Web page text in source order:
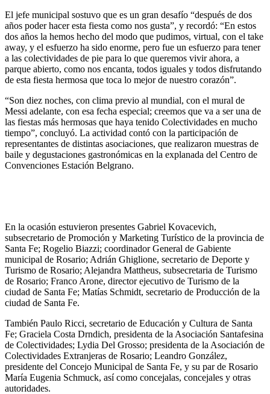
El jefe municipal sostuvo que es un gran desafío “después de dos
años poder hacer esta fiesta como nos gusta”, y recordó: “En estos
dos años la hemos hecho del modo que pudimos, virtual, con el take
away, y el esfuerzo ha sido enorme, pero fue un esfuerzo para tener
a las colectividades de pie para lo que queremos vivir ahora, a
parque abierto, como nos encanta, todos iguales y todos disfrutando
de esta fiesta hermosa que toca lo mejor de nuestro corazón”.
“Son diez noches, con clima previo al mundial, con el mural de
Messi adelante, con esa fecha especial; creemos que va a ser una de
las fiestas más hermosas que haya tenido Colectividades en mucho
tiempo”, concluyó. La actividad contó con la participación de
representantes de distintas asociaciones, que realizaron muestras de
baile y degustaciones gastronómicas en la explanada del Centro de
Convenciones Estación Belgrano.
En la ocasión estuvieron presentes Gabriel Kovacevich,
subsecretario de Promoción y Marketing Turístico de la provincia de
Santa Fe; Rogelio Biazzi; coordinador General de Gabiente
municipal de Rosario; Adrián Ghiglione, secretario de Deporte y
Turismo de Rosario; Alejandra Mattheus, subsecretaria de Turismo
de Rosario; Franco Arone, director ejecutivo de Turismo de la
ciudad de Santa Fe; Matías Schmidt, secretario de Producción de la
ciudad de Santa Fe.
También Paulo Ricci, secretario de Educación y Cultura de Santa
Fe; Graciela Costa Drndich, presidenta de la Asociación Santafesina
de Colectividades; Lydia Del Grosso; presidenta de la Asociación de
Colectividades Extranjeras de Rosario; Leandro González,
presidente del Concejo Municipal de Santa Fe, y su par de Rosario
María Eugenia Schmuck, así como concejalas, concejales y otras
autoridades.